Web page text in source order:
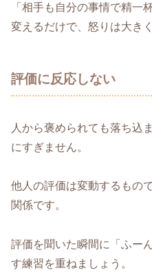
「相手も自分の事情で精一
変えるだけで、怒りは大き
評価に反応しない
人から褒められても落ち込
にすぎません。
他人の評価は変動するもの
関係です。
評価を聞いた瞬間に「ふー
す練習を重ねましょう。